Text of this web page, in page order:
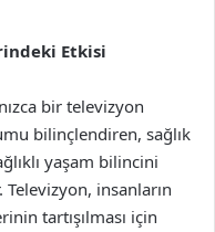
Etkisi
bir televizyon
bilinçlendiren, sağlık
yaşam bilincini
insanların
tartışılması için